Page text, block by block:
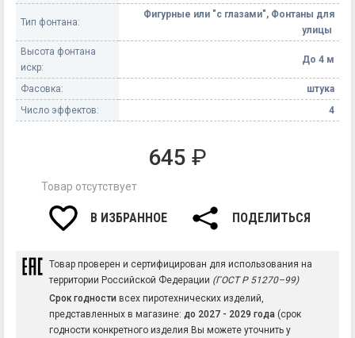
Тип фонтана:
Фигурные или "с глазами", Фонтаны для
улицы
Высота фонтана
искр:
До 4 м
Фасовка:
штука
Число эффектов:
4
645 ₽
Товар отсутствует
В ИЗБРАННОЕ ПОДЕЛИТЬСЯ
Товар проверен и сертифицирован для использования на
территории Российской Федерации (ГОСТ Р 51270–99)
Срок годности всех пиротехнических изделий,
представленных в магазине: до 2027 - 2029 года (срок
годности конкретного изделия Вы можете уточнить у